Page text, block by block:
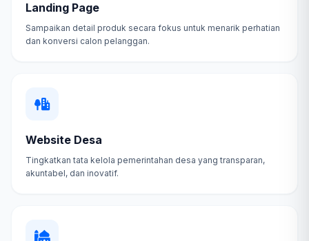
Landing Page
Sampaikan detail produk secara fokus untuk menarik perhatian
dan konversi calon pelanggan.
Website Desa
Tingkatkan tata kelola pemerintahan desa yang transparan,
akuntabel, dan inovatif.